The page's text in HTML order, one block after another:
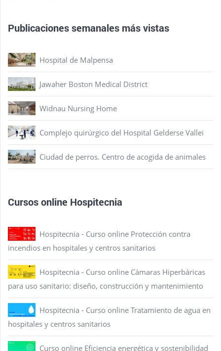
Publicaciones semanales más vistas
Hospital de Malpensa
Jawaher Boston Medical District
Widnau Nursing Home
Complejo quirúrgico del Hospital Gelderse Vallei
Ciudad de perros. Centro de acogida de animales
Cursos online Hospitecnia
Hospitecnia - Curso online Protección contra
incendios en hospitales y centros sanitarios
Hospitecnia - Curso online Cámaras Hiperbáricas
para uso sanitario: diseño, construcción y mantenimiento
Hospitecnia - Curso online Tratamiento de agua en
hospitales y centros sanitarios
Curso online Eficiencia energética y sostenibilidad